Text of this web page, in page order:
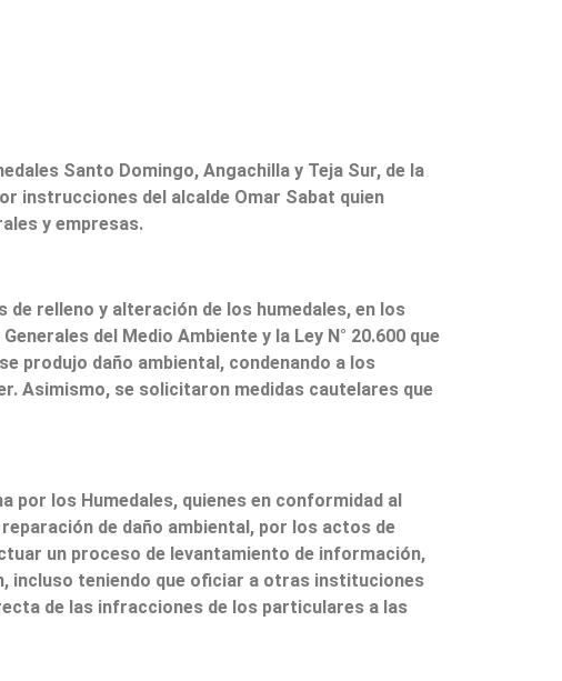
Santo Domingo, Angachilla y Teja Sur, de la
instrucciones del alcalde Omar Sabat quien
y empresas.
relleno y alteración de los humedales, en los
del Medio Ambiente y la Ley N° 20.600 que
produjo daño ambiental, condenando a los
Asimismo, se solicitaron medidas cautelares que
por los Humedales, quienes en conformidad al
de daño ambiental, por los actos de
un proceso de levantamiento de información,
incluso teniendo que oficiar a otras instituciones
de las infracciones de los particulares a las